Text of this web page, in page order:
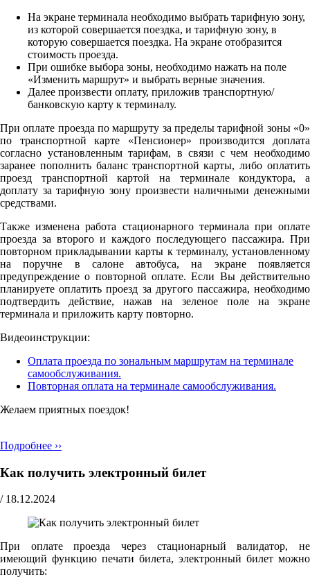
На экране терминала необходимо выбрать тарифную зону,
из которой совершается поездка, и тарифную зону, в
которую совершается поездка. На экране отобразится
стоимость проезда.
При ошибке выбора зоны, необходимо нажать на поле
«Изменить маршрут» и выбрать верные значения.
Далее произвести оплату, приложив транспортную/
банковскую карту к терминалу.
При оплате проезда по маршруту за пределы тарифной зоны «0»
по транспортной карте «Пенсионер» производится доплата
согласно установленным тарифам, в связи с чем необходимо
заранее пополнить баланс транспортной карты, либо оплатить
проезд транспортной картой на терминале кондуктора, а
доплату за тарифную зону произвести наличными денежными
средствами.
Также изменена работа стационарного терминала при оплате
проезда за второго и каждого последующего пассажира. При
повторном прикладывании карты к терминалу, установленному
на поручне в салоне автобуса, на экране появляется
предупреждение о повторной оплате. Если Вы действительно
планируете оплатить проезд за другого пассажира, необходимо
подтвердить действие, нажав на зеленое поле на экране
терминала и приложить карту повторно.
Видеоинструкции:
Оплата проезда по зональным маршрутам на терминале
самообслуживания.
Повторная оплата на терминале самообслуживания.
Желаем приятных поездок!
Подробнее ››
Как получить электронный билет
/ 18.12.2024
При оплате проезда через стационарный валидатор, не
имеющий функцию печати билета, электронный билет можно
получить: